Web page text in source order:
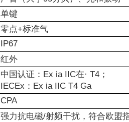
单键
零点+标准气
IP67
红外
中国认证：Ex ia IIC在· T4；
IECEx：Ex ia IIC T4 Ga
CPA
强力抗电磁/射频干扰，符合欧盟